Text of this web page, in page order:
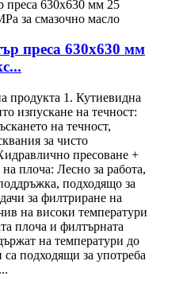
преса 630x630 мм
продукта 1. Кутиевидна
изпускане на течност:
на течност,
за чисто
пресоване +
плоча: Лесно за работа,
подходящо за
за филтриране на
на високи температури
плоча и филтърната
на температури до
подходящи за употреба